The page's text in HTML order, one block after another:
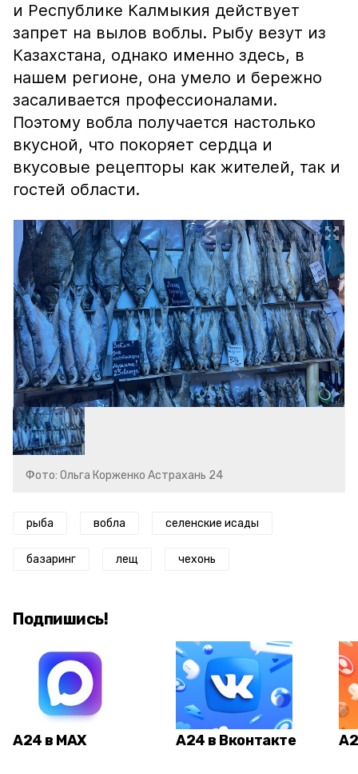
и Республике Калмыкия действует
запрет на вылов воблы. Рыбу везут из
Казахстана, однако именно здесь, в
нашем регионе, она умело и бережно
засаливается профессионалами.
Поэтому вобла получается настолько
вкусной, что покоряет сердца и
вкусовые рецепторы как жителей, так и
гостей области.
Фото: Ольга Корженко Астрахань 24
рыба вобла селенские исады
базаринг лещ чехонь
Подпишись!
А24 в MAX А24 в Вконтакте